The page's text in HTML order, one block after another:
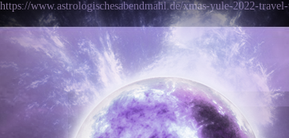
https://www.astrologischesabendmahl.de/xmas-yule-2022-